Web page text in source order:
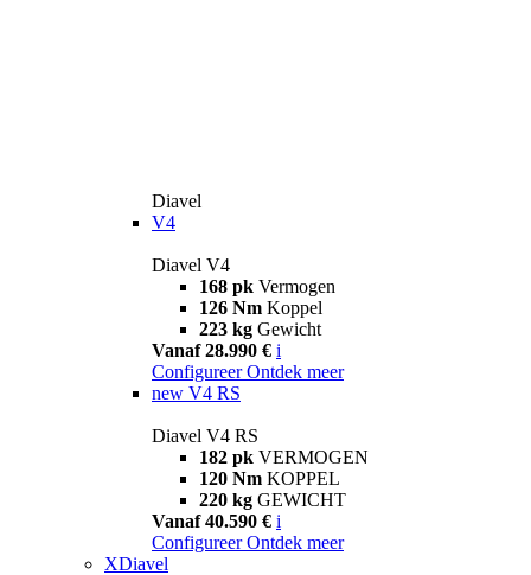
Diavel
V4
Diavel V4
168 pk Vermogen
126 Nm Koppel
223 kg Gewicht
Vanaf 28.990 € i
Configureer Ontdek meer
new V4 RS
Diavel V4 RS
182 pk VERMOGEN
120 Nm KOPPEL
220 kg GEWICHT
Vanaf 40.590 € i
Configureer Ontdek meer
XDiavel